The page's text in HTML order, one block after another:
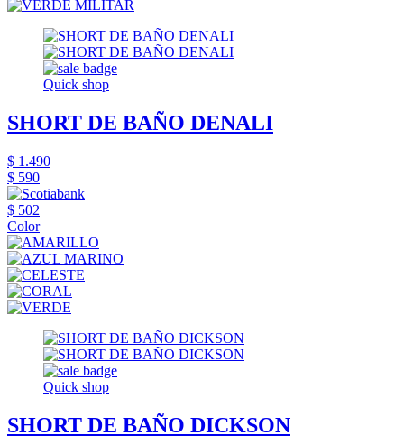
Quick shop
SHORT DE BAÑO DENALI
$ 1.490
$ 590
$ 502
Color
Quick shop
SHORT DE BAÑO DICKSON